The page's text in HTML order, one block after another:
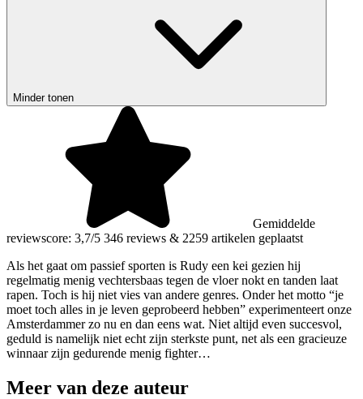
Minder tonen
Gemiddelde
reviewscore: 3,7/5 346 reviews & 2259 artikelen geplaatst
Als het gaat om passief sporten is Rudy een kei gezien hij
regelmatig menig vechtersbaas tegen de vloer nokt en tanden laat
rapen. Toch is hij niet vies van andere genres. Onder het motto “je
moet toch alles in je leven geprobeerd hebben” experimenteert onze
Amsterdammer zo nu en dan eens wat. Niet altijd even succesvol,
geduld is namelijk niet echt zijn sterkste punt, net als een gracieuze
winnaar zijn gedurende menig fighter…
Meer van deze auteur